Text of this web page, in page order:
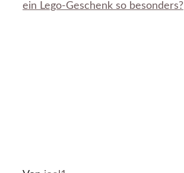
ein Lego-Geschenk so besonders?